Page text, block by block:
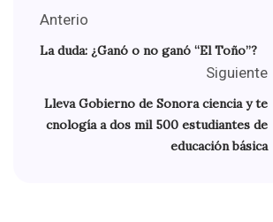
Anterio
La duda: ¿Ganó o no ganó “El Toño”?
Siguiente
Lleva Gobierno de Sonora ciencia y te
cnología a dos mil 500 estudiantes de
educación básica